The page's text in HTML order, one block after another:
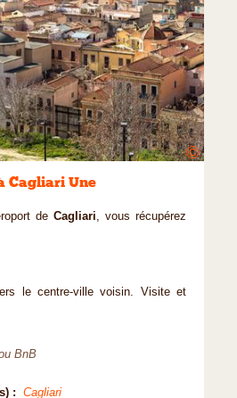
©
Cagliari Une
de Cagliari, vous récupérez
le centre-ville voisin. Visite et
BnB
: Cagliari